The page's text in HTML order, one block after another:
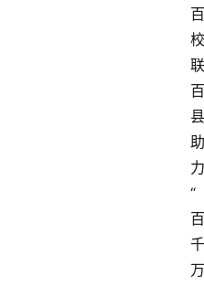
百
校
联
百
县
助
力
“
百
千
万